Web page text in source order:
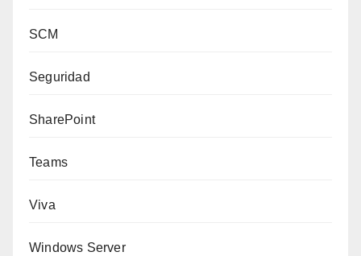
SCM
Seguridad
SharePoint
Teams
Viva
Windows Server